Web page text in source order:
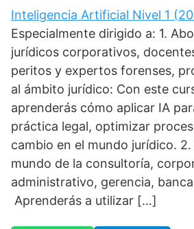
Inteligencia Artificial Nivel 1
Especialmente dirigido a: 1.
jurídicos corporativos,
peritos y expertos forenses,
al ámbito jurídico: Con este
aprenderás cómo aplicar IA
práctica legal, optimizar
cambio en el mundo jurídico.
mundo de la consultoría,
administrativo, gerencia,
Aprenderás a utilizar […]